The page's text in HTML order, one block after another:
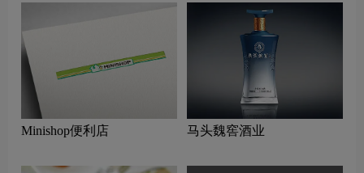
Minishop便利店 马头魏窖酒业